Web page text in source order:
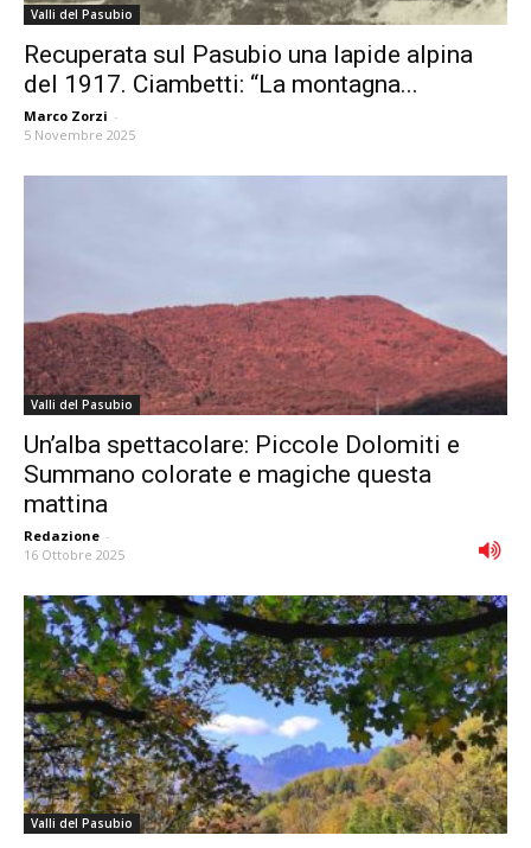
Valli del Pasubio
Recuperata sul Pasubio una lapide alpina
del 1917. Ciambetti: “La montagna...
Marco Zorzi -
5 Novembre 2025
Valli del Pasubio
Un’alba spettacolare: Piccole Dolomiti e
Summano colorate e magiche questa
mattina
Redazione -
16 Ottobre 2025
Valli del Pasubio